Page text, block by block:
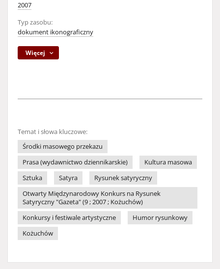
2007
Typ zasobu:
dokument ikonograficzny
Więcej
Temat i słowa kluczowe:
Środki masowego przekazu
Prasa (wydawnictwo dziennikarskie)
Kultura masowa
Sztuka
Satyra
Rysunek satyryczny
Otwarty Międzynarodowy Konkurs na Rysunek
Satyryczny "Gazeta" (9 ; 2007 ; Kożuchów)
Konkursy i festiwale artystyczne
Humor rysunkowy
Kożuchów